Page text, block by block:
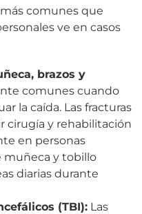
comunes que
ve en casos
brazos y
comunes cuando
la caída. Las fracturas
cirugía y rehabilitación
en personas
muñeca y tobillo
diarias durante
(TBI): Las